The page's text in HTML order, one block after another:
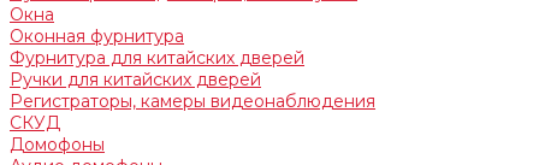
Окна
Оконная фурнитура
Фурнитура для китайских дверей
Ручки для китайских дверей
Регистраторы, камеры видеонаблюдения
СКУД
Домофоны